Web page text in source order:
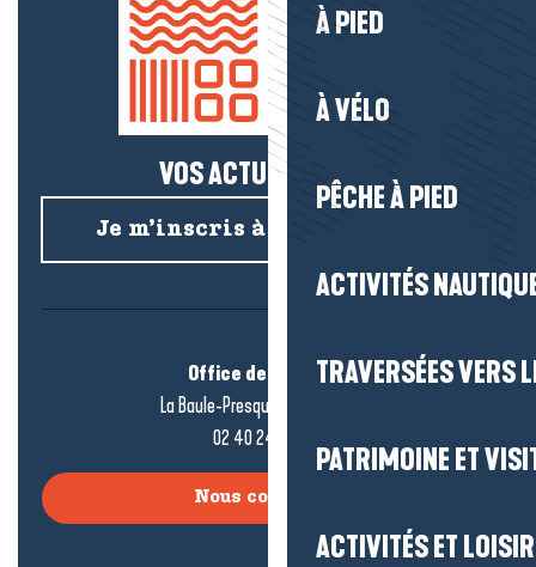
À PIED
À VÉLO
PÊCHE À PIED
ACTIVITÉS
TRAVERSÉES VERS
PATRIMOINE ET
ACTIVITÉS ET
VOS ACTUS SALÉES !
Je m’inscris à la newsletter
Office de tourisme
La Baule-Presqu’île de Guérande
02 40 24 34 44
Nous contacter